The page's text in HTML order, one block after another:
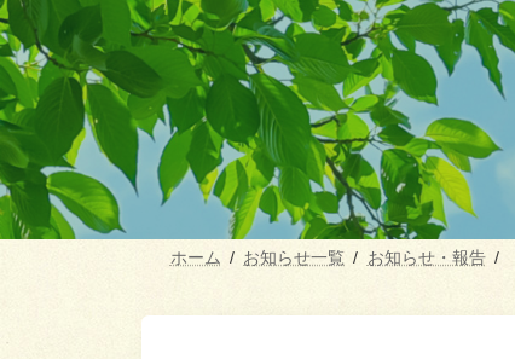
ホーム お知らせ一覧 お知らせ・報告